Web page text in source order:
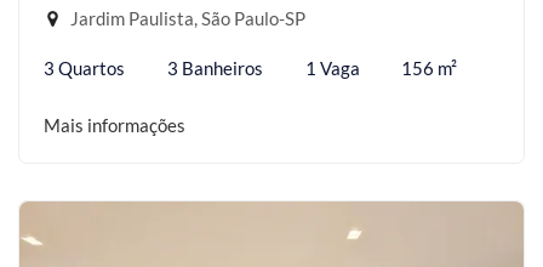
Jardim Paulista, São Paulo-SP
3 Quartos 3 Banheiros 1 Vaga 156 m²
Mais informações